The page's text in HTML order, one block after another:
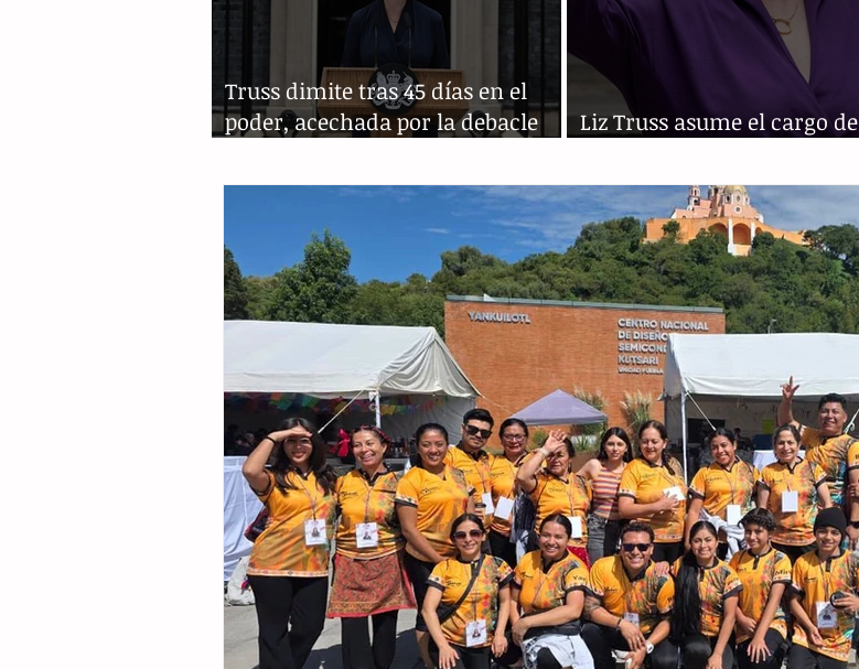
Truss dimite tras 45 días en el
poder, acechada por la debacle
Liz Truss asume el cargo de